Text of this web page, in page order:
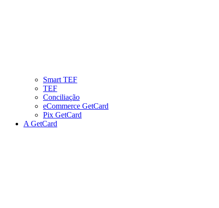
Smart TEF
TEF
Conciliação
eCommerce GetCard
Pix GetCard
A GetCard